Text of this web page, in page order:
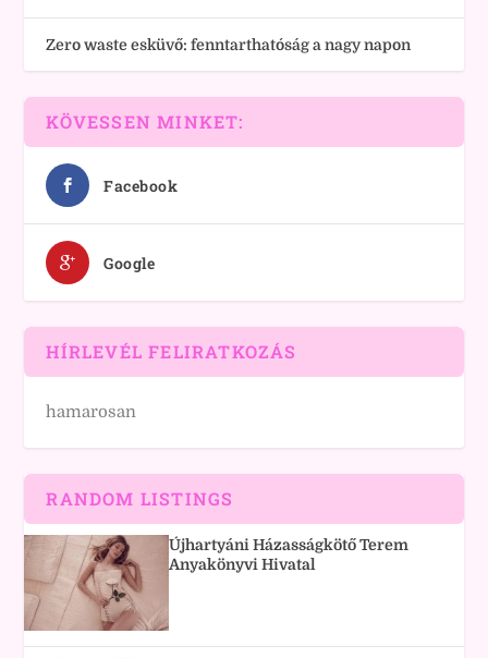
Zero waste esküvő: fenntarthatóság a nagy napon
KÖVESSEN MINKET:
Facebook
Google
HÍRLEVÉL FELIRATKOZÁS
hamarosan
RANDOM LISTINGS
Újhartyáni Házasságkötő Terem
Anyakönyvi Hivatal